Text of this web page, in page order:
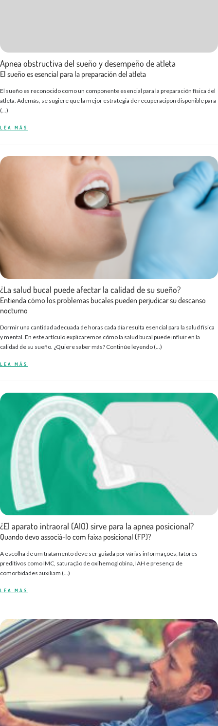
Apnea obstructiva del sueño y desempeño de atleta
El sueño es esencial para la preparación del atleta
El sueño es reconocido como un componente esencial para la preparación física del
atleta. Además, se sugiere que la mejor estrategia de recuperacipon disponible para
(...)
LEA MÁS
¿La salud bucal puede afectar la calidad de su sueño?
Entienda cómo los problemas bucales pueden perjudicar su descanso
nocturno
Dormir una cantidad adecuada de horas cada día resulta esencial para la salud física
y mental. En este artículo explicaremos cómo la salud bucal puede influir en la
calidad de su sueño. ¿Quiere saber más? Continúe leyendo (...)
LEA MÁS
¿El aparato intraoral (AIO) sirve para la apnea posicional?
Quando devo associá-lo com faixa posicional (FP)?
A escolha de um tratamento deve ser guiada por várias informações; fatores
preditivos como IMC, saturação de oxihemoglobina, IAH e presença de
comorbidades auxiliam (…)
LEA MÁS